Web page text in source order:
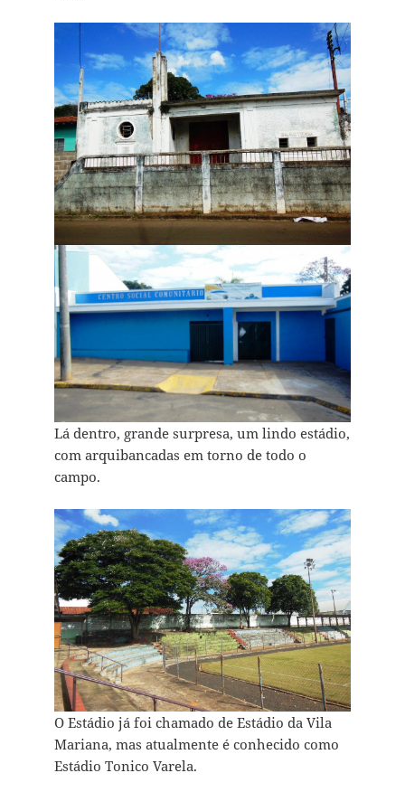
Lá dentro, grande surpresa, um lindo estádio,
com arquibancadas em torno de todo o
campo.
O Estádio já foi chamado de Estádio da Vila
Mariana, mas atualmente é conhecido como
Estádio Tonico Varela.